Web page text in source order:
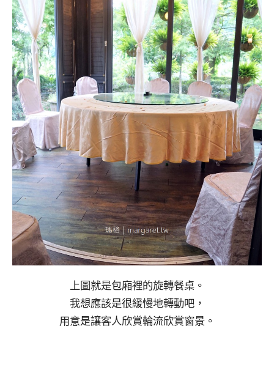
上圖就是包廂裡的旋轉餐桌。
我想應該是很緩慢地轉動吧，
用意是讓客人欣賞輪流欣賞窗景。